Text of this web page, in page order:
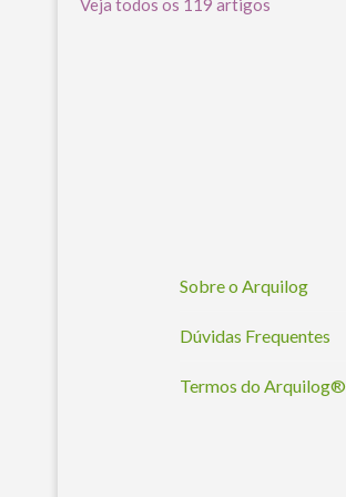
Veja todos os 119 artigos
Sobre o Arquilog
Dúvidas Frequentes
Termos do Arquilog®